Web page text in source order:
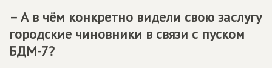
– А в чём конкретно видели свою заслугу
городские чиновники в связи с пуском
БДМ-7?